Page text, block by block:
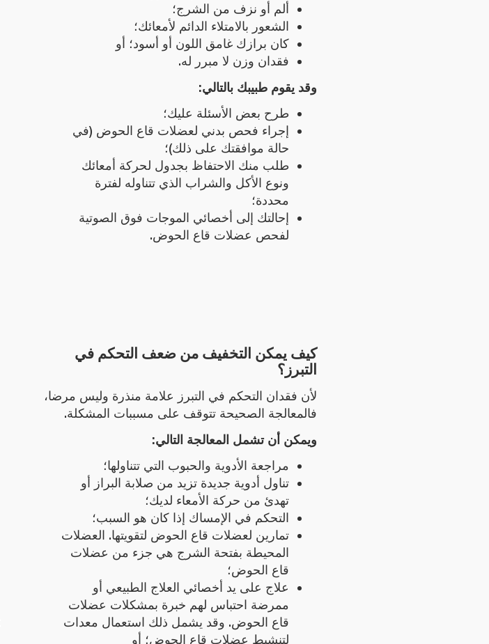
ألم أو نزف من الشرج؛
الشعور بالامتلاء الدائم لأمعائك؛
كان برازك غامق اللون أو أسود؛ أو
فقدان وزن لا مبرر له.
وقد يقوم طبيبك بالتالي:
طرح بعض الأسئلة عليك؛
إجراء فحص بدني لعضلات قاع الحوض (في
حالة موافقتك على ذلك)؛
طلب منك الاحتفاظ بجدول لحركة أمعائك
ونوع الأكل والشراب الذي تتناوله لفترة
محددة؛
إحالتك إلى أخصائي الموجات فوق الصوتية
لفحص عضلات قاع الحوض.
كيف يمكن التخفيف من ضعف التحكم في
التبرز؟
لأن فقدان التحكم في التبرز علامة منذرة وليس مرضا،
فالمعالجة الصحيحة تتوقف على مسببات المشكلة.
ويمكن أن تشمل المعالجة التالي:
مراجعة الأدوية والحبوب التي تتناولها؛
تناول أدوية جديدة تزيد من صلابة البراز أو
تهدئ من حركة الأمعاء لديك؛
التحكم في الإمساك إذا كان هو السبب؛
تمارين لعضلات قاع الحوض لتقويتها. العضلات
المحيطة بفتحة الشرج هي جزء من عضلات
قاع الحوض؛
علاج على يد أخصائي العلاج الطبيعي أو
ممرضة احتباس لهم خبرة بمشكلات عضلات
قاع الحوض. وقد يشمل ذلك استعمال معدات
لتنشيط عضلات قاع الحوض؛ أو